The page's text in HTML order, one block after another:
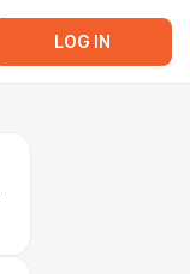
LOG IN